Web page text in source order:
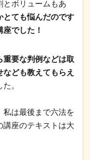
とボリュームもあ
とても悩んだのです
でした！
重要な判例などは取
ども教えてもらえ
。
私は最後まで六法を
講座のテキストは大